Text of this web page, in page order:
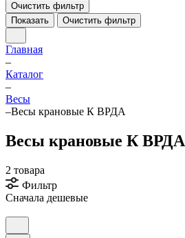
Очистить фильтр
Показать
Очистить фильтр
Главная
–
Каталог
–
Весы
–Весы крановые К ВРДА
Весы крановые К ВРДА
2 товара
Фильтр
Сначала дешевые